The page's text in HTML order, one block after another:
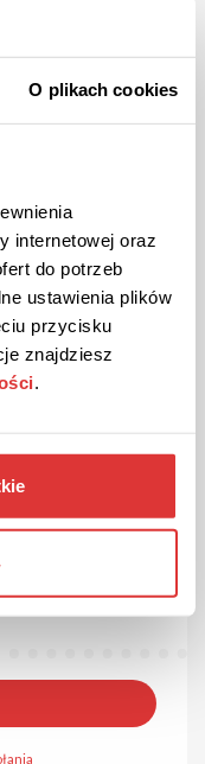
O plikach cookies
internetowej oraz
do potrzeb
ustawienia plików
przycisku
znajdziesz
cenach!
2
od różnych